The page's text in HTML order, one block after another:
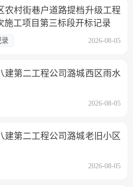
农村街巷户道路提档升级工程
施工项目第三标段开标记录
录 2026-08-05
建第二工程公司潞城西区雨水
2026-08-05
建第二工程公司潞城老旧小区
2026-08-05